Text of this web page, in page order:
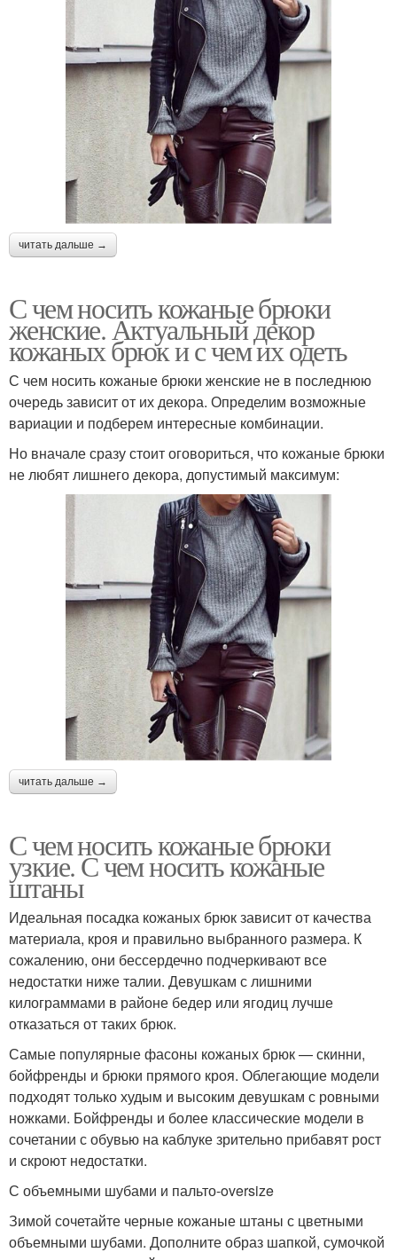
читать дальше →
С чем носить кожаные брюки
женские. Актуальный декор
кожаных брюк и с чем их одеть
С чем носить кожаные брюки женские не в последнюю
очередь зависит от их декора. Определим возможные
вариации и подберем интересные комбинации.
Но вначале сразу стоит оговориться, что кожаные брюки
не любят лишнего декора, допустимый максимум:
читать дальше →
С чем носить кожаные брюки
узкие. С чем носить кожаные
штаны
Идеальная посадка кожаных брюк зависит от качества
материала, кроя и правильно выбранного размера. К
сожалению, они бессердечно подчеркивают все
недостатки ниже талии. Девушкам с лишними
килограммами в районе бедер или ягодиц лучше
отказаться от таких брюк.
Самые популярные фасоны кожаных брюк — скинни,
бойфренды и брюки прямого кроя. Облегающие модели
подходят только худым и высоким девушкам с ровными
ножками. Бойфренды и более классические модели в
сочетании с обувью на каблуке зрительно прибавят рост
и скроют недостатки.
С объемными шубами и пальто-oversize
Зимой сочетайте черные кожаные штаны с цветными
объемными шубами. Дополните образ шапкой, сумочкой